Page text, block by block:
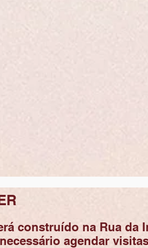
construído na Rua da
agendar